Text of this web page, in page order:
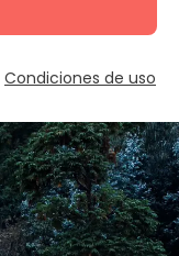
Condiciones de uso